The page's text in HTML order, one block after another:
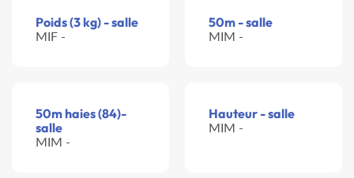
Poids (3 kg) - salle
MIF -
50m - salle
MIM -
50m haies (84)-
salle
MIM -
Hauteur - salle
MIM -